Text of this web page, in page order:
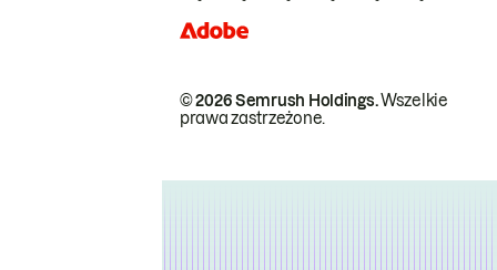
© 2026 Semrush Holdings.Wszelkie
prawa zastrzeżone.